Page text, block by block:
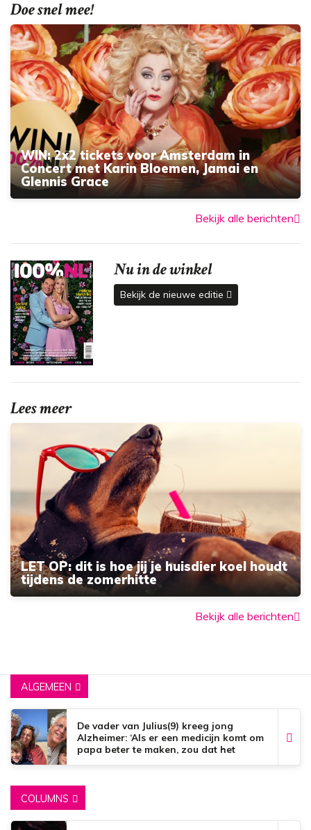
Doe snel mee!
WIN: 2x2 tickets voor Amsterdam in
Concert met Karin Bloemen, Jamai en
Glennis Grace
Bekijk alle berichten
Nu in de winkel
Bekijk de nieuwe editie
Lees meer
LET OP: dit is hoe jij je huisdier koel houdt
tijdens de zomerhitte
Bekijk alle berichten
ALGEMEEN
De vader van Julius(9) kreeg jong
Alzheimer: ‘Als er een medicijn komt om
papa beter te maken, zou dat het
COLUMNS